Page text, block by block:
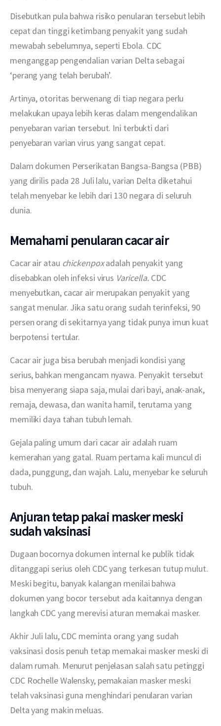
Disebutkan pula bahwa risiko penularan tersebut lebih
cepat dan tinggi ketimbang penyakit yang sudah
mewabah sebelumnya, seperti Ebola. CDC
menganggap pengendalian varian Delta sebagai
‘perang yang telah berubah’.
Artinya, otoritas berwenang di tiap negara perlu
melakukan upaya lebih keras dalam mengendalikan
penyebaran varian tersebut. Ini terbukti dari
penyebaran varian virus yang sangat cepat.
Dalam dokumen Perserikatan Bangsa-Bangsa (PBB)
yang dirilis pada 28 Juli lalu, varian Delta diketahui
telah menyebar ke lebih dari 130 negara di seluruh
dunia.
Memahami penularan cacar air
Cacar air atau chickenpox adalah penyakit yang
disebabkan oleh infeksi virus Varicella. CDC
menyebutkan, cacar air merupakan penyakit yang
sangat menular. Jika satu orang sudah terinfeksi, 90
persen orang di sekitarnya yang tidak punya imun kuat
berpotensi tertular.
Cacar air juga bisa berubah menjadi kondisi yang
serius, bahkan mengancam nyawa. Penyakit tersebut
bisa menyerang siapa saja, mulai dari bayi, anak-anak,
remaja, dewasa, dan wanita hamil, terutama yang
memiliki daya tahan tubuh lemah.
Gejala paling umum dari cacar air adalah ruam
kemerahan yang gatal. Ruam pertama kali muncul di
dada, punggung, dan wajah. Lalu, menyebar ke seluruh
tubuh.
Anjuran tetap pakai masker meski
sudah vaksinasi
Dugaan bocornya dokumen internal ke publik tidak
ditanggapi serius oleh CDC yang terkesan tutup mulut.
Meski begitu, banyak kalangan menilai bahwa
dokumen yang bocor tersebut ada kaitannya dengan
langkah CDC yang merevisi aturan memakai masker.
Akhir Juli lalu, CDC meminta orang yang sudah
vaksinasi dosis penuh tetap memakai masker meski di
dalam rumah. Menurut penjelasan salah satu petinggi
CDC Rochelle Walensky, pemakaian masker meski
telah vaksinasi guna menghindari penularan varian
Delta yang makin meluas.